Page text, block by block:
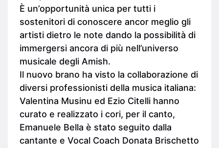
È un’opportunità unica per tutti i
sostenitori di conoscere ancor meglio gli
artisti dietro le note dando la possibilità di
immergersi ancora di più nell’universo
musicale degli Amish.
Il nuovo brano ha visto la collaborazione di
diversi professionisti della musica italiana:
Valentina Musinu ed Ezio Citelli hanno
curato e realizzato i cori, per il canto,
Emanuele Bella è stato seguito dalla
cantante e Vocal Coach Donata Brischetto